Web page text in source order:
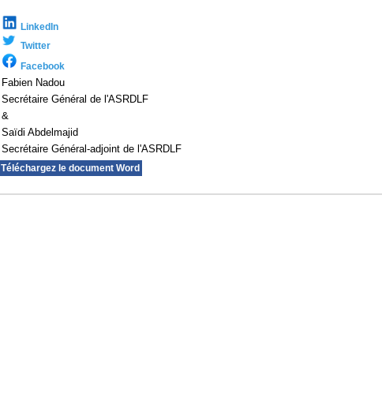
LinkedIn
Twitter
Facebook
Fabien Nadou
Secrétaire Général de l'ASRDLF
&
Saïdi Abdelmajid
Secrétaire Général-adjoint de l'ASRDLF
Téléchargez le document Word